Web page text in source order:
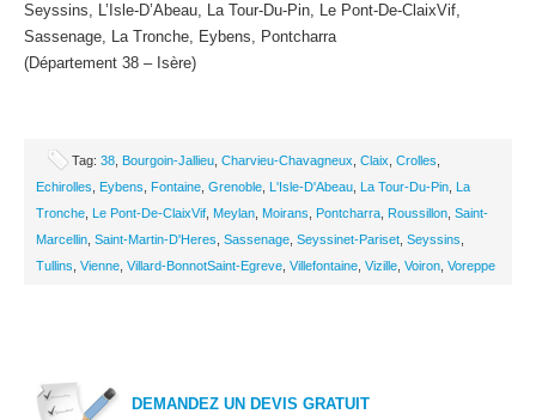
Seyssins, L’Isle-D’Abeau, La Tour-Du-Pin, Le Pont-De-ClaixVif,
Sassenage, La Tronche, Eybens, Pontcharra
(Département 38 – Isère)
Tag: 38 Bourgoin-Jallieu Charvieu-Chavagneux Claix Crolles
Echirolles
Eybens Fontaine Grenoble L'Isle-D'Abeau La Tour-Du-Pin La
Tronche Le Pont-De-ClaixVif Meylan Moirans Pontcharra Roussillon Saint-
Marcellin Saint-Martin-D'Heres Sassenage Seyssinet-Pariset Seyssins
Tullins Vienne Villard-BonnotSaint-Egreve Villefontaine Vizille Voiron Voreppe
DEMANDEZ UN DEVIS GRATUIT